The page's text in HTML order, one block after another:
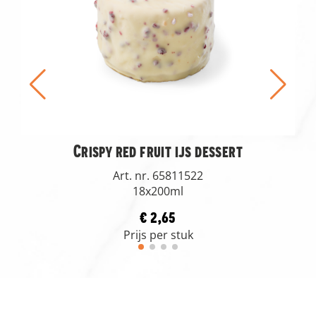
Crispy red fruit ijs dessert
Art. nr. 65811522
18x200ml
€ 2,65
Prijs per stuk